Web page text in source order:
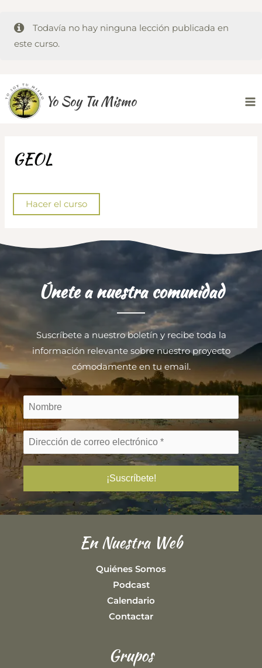
Todavía no hay ninguna lección publicada en
este curso.
al
contenido
Yo Soy Tu Mismo
GEOL
Hacer el curso
Únete a nuestra comunidad
Suscríbete a nuestro boletín y recibe toda la
información relevante sobre nuestro proyecto
cómodamente en tu email.
En Nuestra Web
Quiénes Somos
Podcast
Calendario
Contactar
Grupos